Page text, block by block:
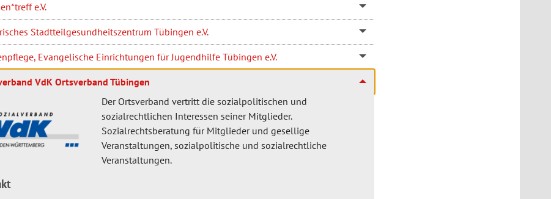
e.V.
Stadtteilgesundheitszentrum Tübingen e.V.
Evangelische Einrichtungen für Jugendhilfe Tübingen e.V.
VdK Ortsverband Tübingen
Der Ortsverband vertritt die sozialpolitischen und
sozialrechtlichen Interessen seiner Mitglieder.
Sozialrechtsberatung für Mitglieder und gesellige
Veranstaltungen, sozialpolitische und sozialrechtliche
Veranstaltungen.